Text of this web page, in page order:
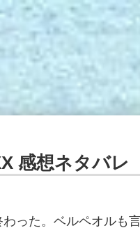
感想ネタバレ
った。ベルペオルも